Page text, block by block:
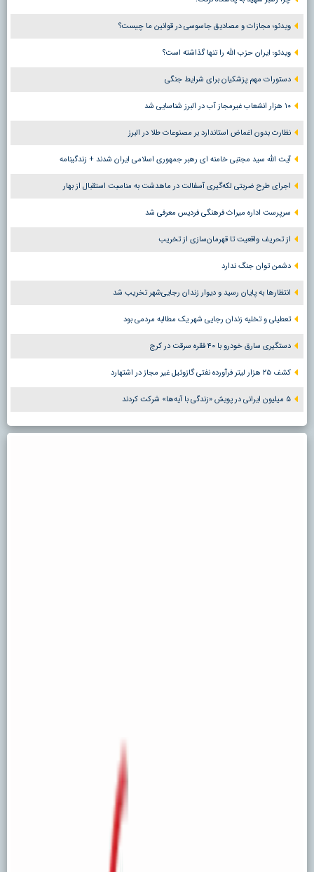
ویدئو؛ مجازات و مصادیق جاسوسی در قوانین ما چیست؟
ویدئو؛ ایران حزب الله را تنها گذاشته است؟
دستورات مهم پزشکیان برای شرایط جنگی
۱۰ هزار انشعاب غیرمجاز آب در البرز شناسایی شد
نظارت بدون اغماض استاندارد بر مصنوعات طلا در البرز
آیت الله سید مجتبی خامنه ای رهبر جمهوری اسلامی ایران شدند + زندگینامه
اجرای طرح ضربتی لکه‌گیری آسفالت در ماهدشت به مناسبت استقبال از بهار
سرپرست اداره میراث فرهنگی فردیس معرفی شد
از تحریف واقعیت تا قهرمان‌سازی از تخریب
دشمن توان جنگ ندارد
انتظارها به پایان رسید و دیوار زندان رجایی‌شهر تخریب شد
تعطیلی و تخلیه زندان رجایی شهر یک مطالبه مردمی بود
دستگیری سارق خودرو با ۴۰ فقره سرقت در کرج
کشف ۲۵ هزار لیتر فرآورده نفتی گازوئیل غیر مجاز در اشتهارد
۵ میلیون ایرانی در پویش «زندگی با آیه‌ها» شرکت کردند